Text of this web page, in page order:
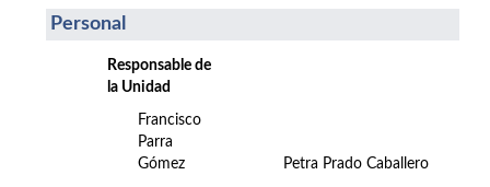
Personal
Responsable de
la Unidad
Francisco
Parra
Gómez
Petra Prado Caballero